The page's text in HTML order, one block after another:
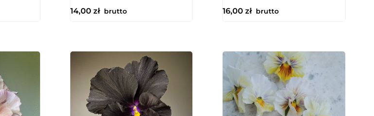
14,00 złbrutto 16,00zł brutto